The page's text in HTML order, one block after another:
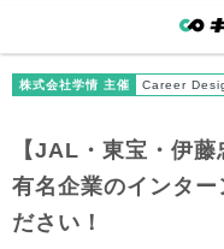
株式会社学情 主催 Career
【JAL・東宝・伊
有名企業のインター
ださい！